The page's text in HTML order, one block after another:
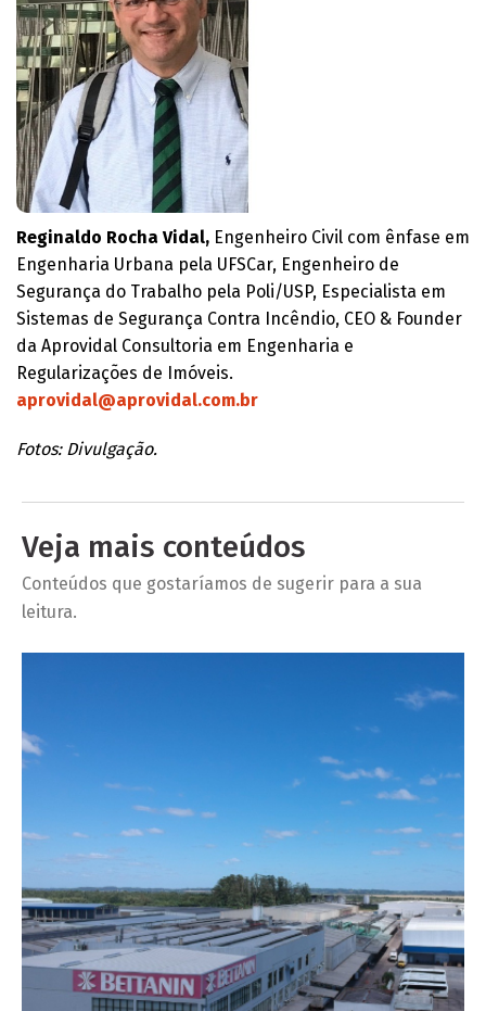
Reginaldo Rocha Vidal, Engenheiro Civil com ênfase em
Engenharia Urbana pela UFSCar, Engenheiro de
Segurança do Trabalho pela Poli/USP, Especialista em
Sistemas de Segurança Contra Incêndio, CEO & Founder
da Aprovidal Consultoria em Engenharia e
Regularizações de Imóveis.
aprovidal@aprovidal.com.br
Fotos: Divulgação.
Veja mais conteúdos
Conteúdos que gostaríamos de sugerir para a sua
leitura.